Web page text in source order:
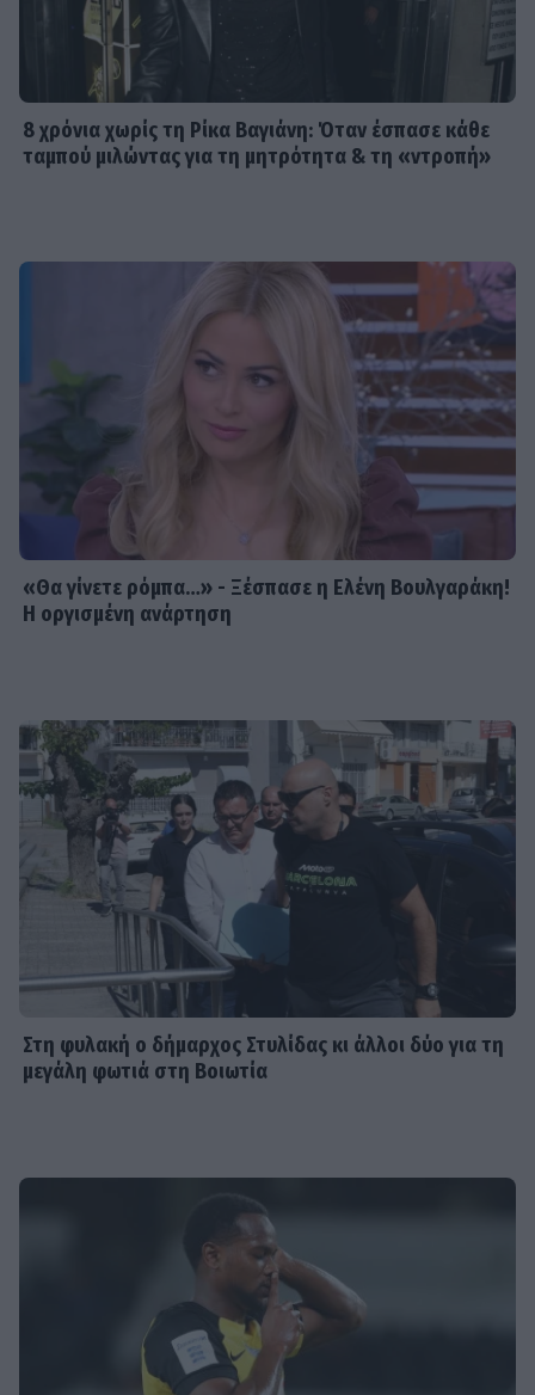
8 χρόνια χωρίς τη Ρίκα Βαγιάνη: Όταν έσπασε κάθε
ταμπού μιλώντας για τη μητρότητα & τη «ντροπή»
«Θα γίνετε ρόμπα…» - Ξέσπασε η Ελένη Βουλγαράκη!
Η οργισμένη ανάρτηση
Στη φυλακή ο δήμαρχος Στυλίδας κι άλλοι δύο για τη
μεγάλη φωτιά στη Βοιωτία